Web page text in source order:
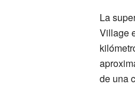
La
Village
de una